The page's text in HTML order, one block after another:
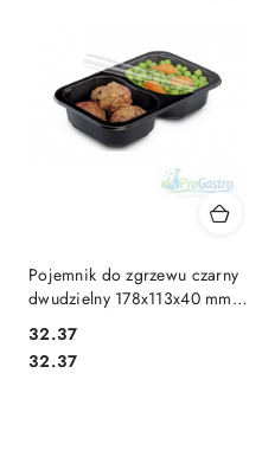
Pojemnik do zgrzewu czarny
dwudzielny 178x113x40 mm
Cena:
32.37
Cena:
32.37